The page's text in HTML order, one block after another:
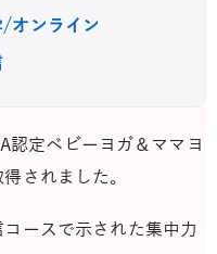
/オンライン
認定ベビーヨガ＆ママヨ
されました。
ースで示された集中力